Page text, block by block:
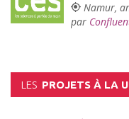
Namur,
par
LES PROJETS À LA